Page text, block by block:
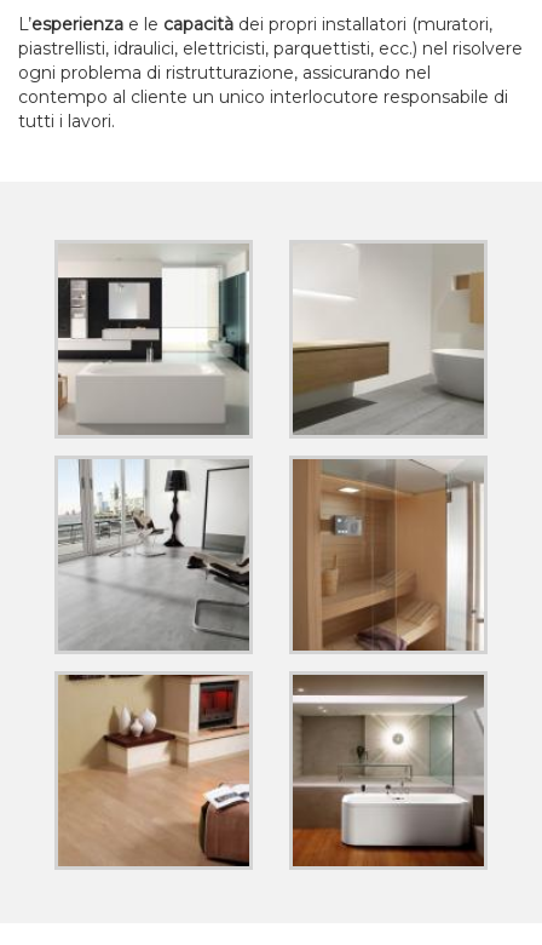
L’esperienza e le capacità dei propri installatori (muratori,
piastrellisti, idraulici, elettricisti, parquettisti, ecc.) nel risolvere
ogni problema di ristrutturazione, assicurando nel
contempo al cliente un unico interlocutore responsabile di
tutti i lavori.